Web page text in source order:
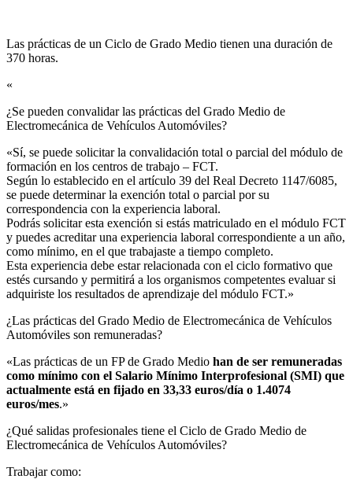
Las prácticas de un Ciclo de Grado Medio tienen una duración de
370 horas.
«
¿Se pueden convalidar las prácticas del Grado Medio de
Electromecánica de Vehículos Automóviles?​
«Sí, se puede solicitar la convalidación total o parcial del módulo de
formación en los centros de trabajo – FCT.
Según lo establecido en el artículo 39 del Real Decreto 1147/6085,
se puede determinar la exención total o parcial por su
correspondencia con la experiencia laboral.
Podrás solicitar esta exención si estás matriculado en el módulo FCT
y puedes acreditar una experiencia laboral correspondiente a un año,
como mínimo, en el que trabajaste a tiempo completo.
Esta experiencia debe estar relacionada con el ciclo formativo que
estés cursando y permitirá a los organismos competentes evaluar si
adquiriste los resultados de aprendizaje del módulo FCT.»
¿Las prácticas del Grado Medio de Electromecánica de Vehículos
Automóviles son remuneradas?​
«Las prácticas de un FP de Grado Medio han de ser remuneradas
como mínimo con el Salario Mínimo Interprofesional (SMI) que
actualmente está en fijado en 33,33 euros/día o 1.4074
euros/mes.»
¿Qué salidas profesionales tiene el Ciclo de Grado Medio de
Electromecánica de Vehículos Automóviles?​
Trabajar como: